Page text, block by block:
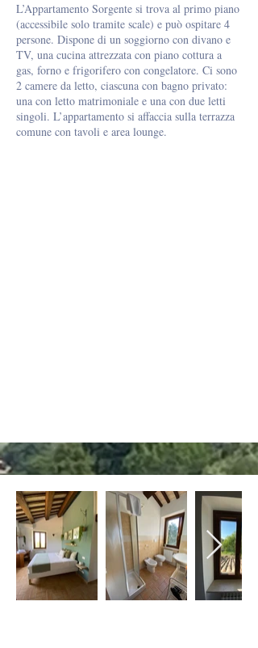
L’Appartamento Sorgente si trova al primo piano
(accessibile solo tramite scale) e può ospitare 4
persone. Dispone di un soggiorno con divano e
TV, una cucina attrezzata con piano cottura a
gas, forno e frigorifero con congelatore. Ci sono
2 camere da letto, ciascuna con bagno privato:
una con letto matrimoniale e una con due letti
singoli. L’appartamento si affaccia sulla terrazza
comune con tavoli e area lounge.